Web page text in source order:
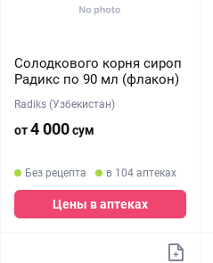
Солодкового корня сироп
Радикс по 90 мл (флакон)
Radiks (Узбекистан)
от4 000сум
Без рецепта в 104 аптеках
Цены в аптеках